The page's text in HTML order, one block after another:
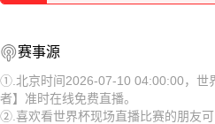
2026-08-15 【世界杯】 89
2026-08-15 【世界杯】 89
赛事源
①.北京时间2026-07-10 04:00:00，世
者】准时在线免费直播。
②.喜欢看世界杯现场直播比赛的朋友